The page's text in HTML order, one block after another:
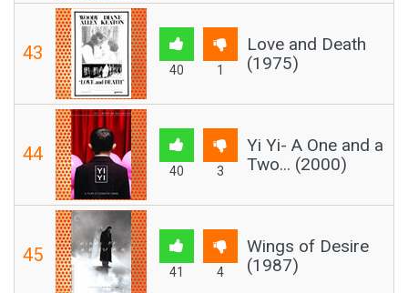
43
40 1
Love and Death
(1975)
44
40 3
Yi Yi- A One and a
Two... (2000)
45
41 4
Wings of Desire
(1987)